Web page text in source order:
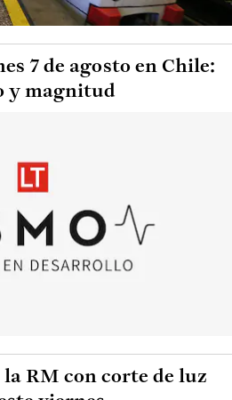
7 de agosto en Chile:
y magnitud
la RM con corte de luz